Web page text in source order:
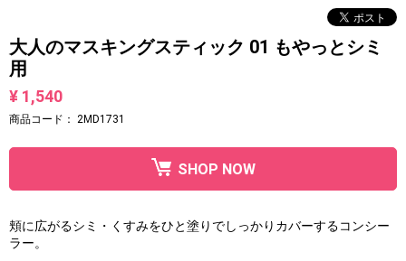
大人のマスキングスティック 01 もやっとシミ
用
¥ 1,540
商品コード： 2MD1731
SHOP NOW
頬に広がるシミ・くすみをひと塗りでしっかりカバーするコンシー
ラー。